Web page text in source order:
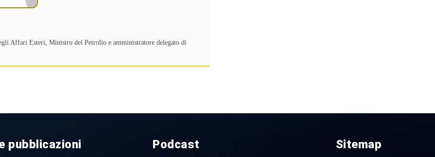
Affari Esteri, Ministro del Petrolio e amministratore delegato di
pubblicazioni Podcast Sitemap